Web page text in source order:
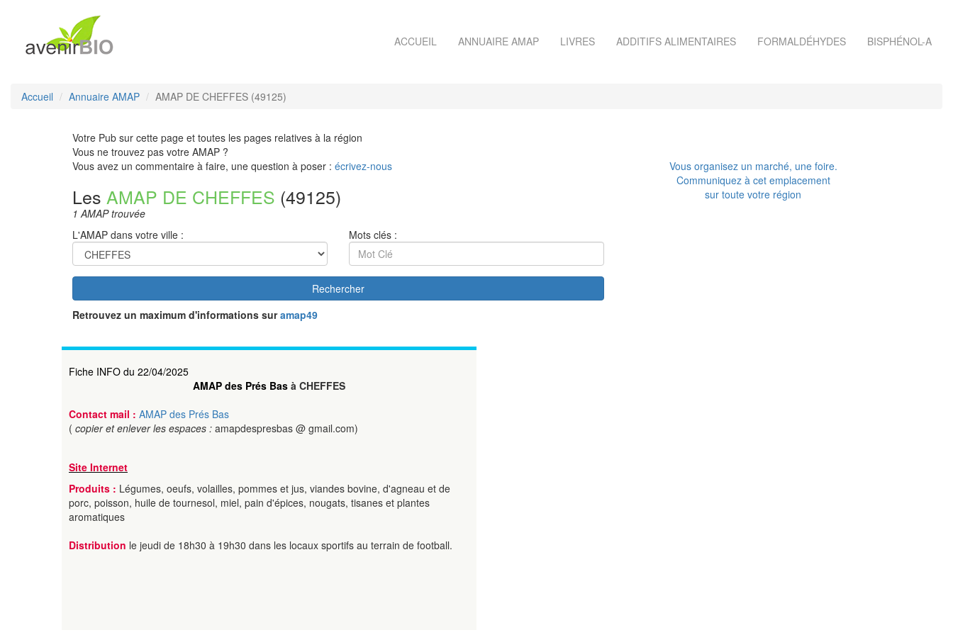
ACCUEIL ANNUAIRE AMAP LIVRES ADDITIFS ALIMENTAIRES FORMALDÉHYDES BISPHÉNOL-A
Accueil Annuaire AMAP AMAP DE CHEFFES (49125)
Votre Pub sur cette page et toutes les pages relatives à la région
Vous ne trouvez pas votre AMAP ?
Vous avez un commentaire à faire, une question à poser : écrivez-nous
Les AMAP DE CHEFFES (49125)
1 AMAP trouvée
L'AMAP dans votre ville :
Mots clés :
Rechercher
Retrouvez un maximum d'informations suramap49
Vous organisez un marché, une foire.
Communiquez à cet emplacement
sur toute votre région
Fiche INFO du 22/04/2025
AMAP des Prés Bas à CHEFFES
Contact mail : AMAP des Prés Bas
( copier et enlever les espaces : amapdespresbas @ gmail.com)
Site Internet
Produits : Légumes, oeufs, volailles, pommes et jus, viandes bovine, d'agneau et de
porc, poisson, huile de tournesol, miel, pain d'épices, nougats, tisanes et plantes
aromatiques
Distribution le jeudi de 18h30 à 19h30 dans les locaux sportifs au terrain de football.